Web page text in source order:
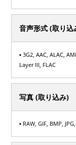
音声形式 (取り込
▪ 3G2, AAC, ALAC,
Layer III, FLAC
写真 (取り込み)
▪ RAW, GIF, BMP,